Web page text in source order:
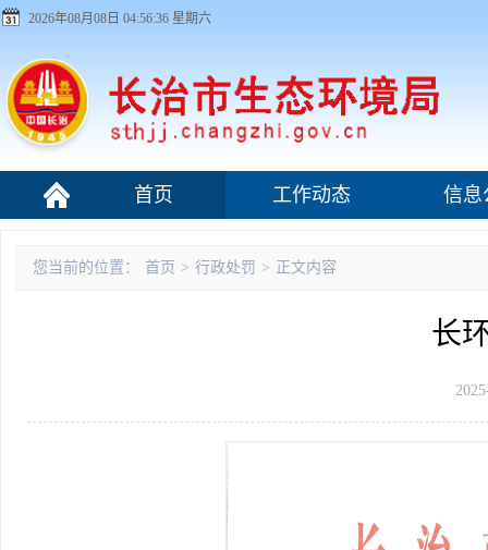
2026年08月08日 04:56:37 星期六
首页 工作动态 信息
您当前的位置： 首页 > 行政处罚 > 正文内容
长